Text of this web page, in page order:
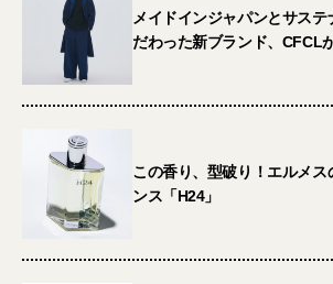
メイドインジャパンとサステ
だわった新ブランド、CFCL
この香り、型破り！エルメス
ンス「H24」